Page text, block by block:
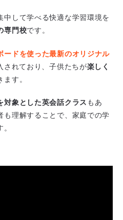
中して学べる快適な学習環境を
専門校です。
ードを使った最新のオリジナル
されており、子供たちが楽しく
ます。
対象とした英会話クラス もあ
も理解することで、家庭での学